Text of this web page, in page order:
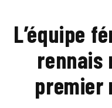
L’équipe
rennais
premier